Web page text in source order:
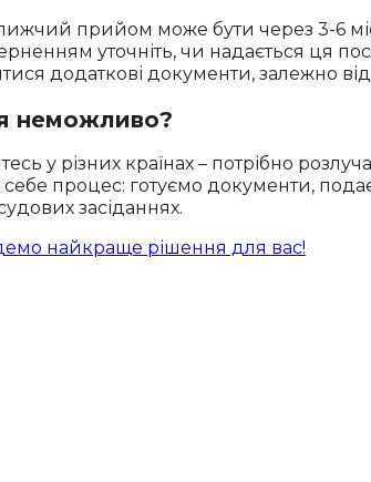
прийом може бути через 3-6
уточніть, чи надається ця
додаткові документи, залежно
неможливо?
у різних країнах – потрібно
себе процес: готуємо документи,
засіданнях.
найкраще рішення для вас!